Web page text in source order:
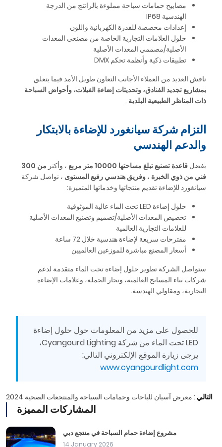
مصابيح حمامات سباحة مملوءة بالراتنج من الدرجة
الهندسية IP68
إعدادات مخصصة للقدرة الكهربائية واللون
حلول العلامات التجارية الخاصة من مصنعي المعدات
الأصلية/مصممي المعدات الأصلية
تطبيقات ذكية وأنظمة تحكم DMX
ناقش العديد من العملاء الأجانب التعاون طويل الأمد فيما يتعلق
بمشاريع تجديد الفنادق، وتحديثات إضاءة الفيلات، وأحواض السباحة
ذات المناظر الطبيعية البلدية .
التزام شركة سيانغورد للإضاءة بالابتكار
والدعم الهندسي
بفضل قاعدة تصنيع تبلغ مساحتها 10000 متر مربع ، وأكثر
من 300
فني من ذوي الخبرة ، وفريق هندسي رفيع المستوى ، تواصل شركة
سيانغورد للإضاءة تقديم منتجاتها وخدماتها المتميزة:
حلول إضاءة LED تحت الماء عالية الموثوقية
تخصيص المعدات الأصلية/تصميم وتصنيع المعدات الأصلية
للعلامات التجارية العالمية
مقترحات سريعة لإضاءة هندسية خلال 72 ساعة
أسعار المصنع مباشرة للموزعين العالميين
ستواصل الشركة تطوير حلول إضاءة تحت الماء متقدمة لدعم
شركات بناء المسابح العالمية، وتجار الجملة، وعلامات الإضاءة
التجارية، ومقاولي الهندسة.
للحصول على مزيد من المعلومات حول حلول إضاءة
LED تحت الماء من شركة Cyangourd Lighting،
يرجى زيارة الموقع الإلكتروني التالي:
www.cyangourdlight.com
التالي : معرض آسيان للباحات وحمامات السباحة والمنتجعات الصحية 2024
المشاركات المميزة
مشروع إضاءة حمام السباحة في منتجع دبي
14 January 2026